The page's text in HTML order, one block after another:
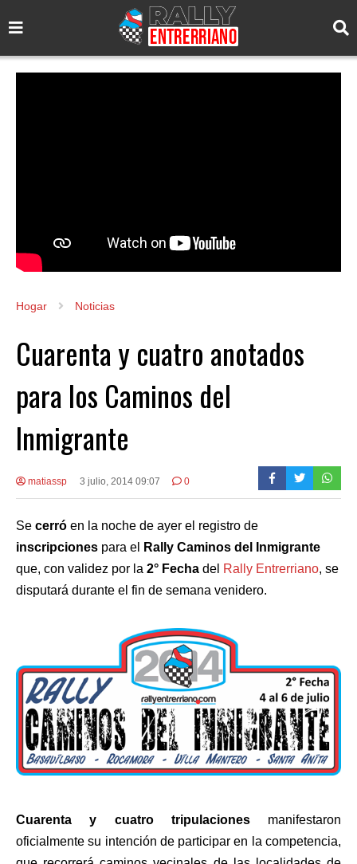
Hogar Noticias
Cuarenta y cuatro anotados
para los Caminos del
Inmigrante
matiassp 3 julio, 2014 09:07 0
Se cerró en la noche de ayer el registro de
inscripciones para el
Rally Caminos del Inmigrante
que, con validez por la 2° Fecha del Rally Entrerriano, se
disputará durante el fin de semana venidero.
Cuarenta y cuatro tripulacionesmanifestaron
oficialmente su intención de participar en la competencia,